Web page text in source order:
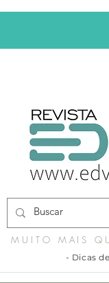
MUITO MAIS
- Dicas